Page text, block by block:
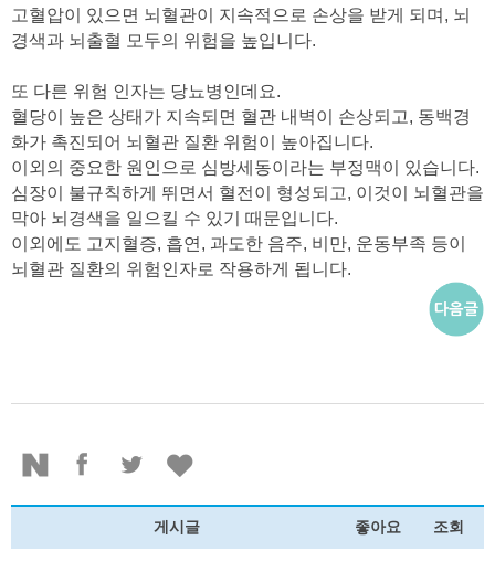
고혈압이 있으면 뇌혈관이 지속적으로 손상을 받게 되며 , 뇌
경색과 뇌출혈 모두의 위험을 높입니다.
또 다른 위험 인자는 당뇨병인데요.
혈당이 높은 상태가 지속되면 혈관 내벽이 손상되고, 동백경
화가 촉진되어 뇌혈관 질환 위험이 높아집니다.
이외의 중요한 원인으로 심방세동이라는 부정맥이 있습니다.
심장이 불규칙하게 뛰면서 혈전이 형성되고, 이것이 뇌혈관을
막아 뇌경색을 일으킬 수 있기 때문입니다.
이외에도 고지혈증, 흡연 , 과도한 음주, 비만, 운동부족 등이
뇌혈관 질환의 위험인자로 작용하게 됩니다.
게시글 좋아요 조회